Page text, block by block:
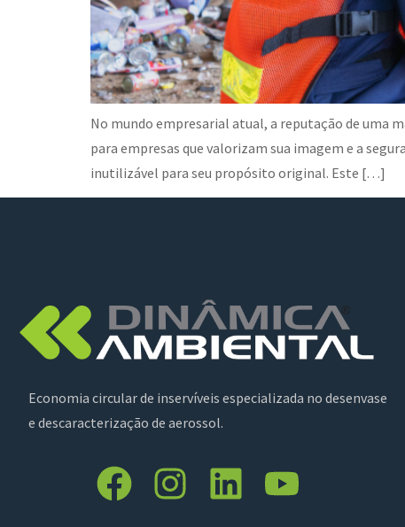
No mundo empresarial atual, a reputação de uma
para empresas que valorizam sua imagem e a
inutilizável para seu propósito original. Este […]
Economia circular de inservíveis especializada no desenvase
e descaracterização de aerossol.